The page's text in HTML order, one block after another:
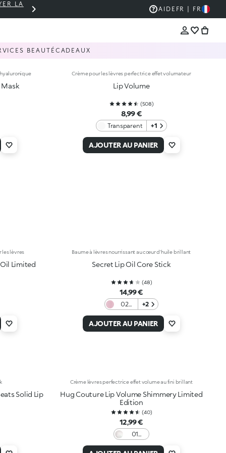
LA
PANIER À 30 € ? LIVRAISON OFFERTE
AIDE FR | FR
BEAUTÉCADEAUX
Mask
Crème pour les lèvres perfectrice effet volumateur
Lip Volume
(508)
8,99 €
Transparent +1
AJOUTER AU PANIER
les lèvres
Limited
Baume à lèvres nourrissant au cœur d’huile brillant
Secret Lip Oil Core Stick
(48)
14,99 €
02
Kiss
+2
AJOUTER AU PANIER
Lip
Crème lèvres perfectrice effet volume au fini brillant
Hug Couture Lip Volume Shimmery Limited
Edition
(40)
12,99 €
01
Haze